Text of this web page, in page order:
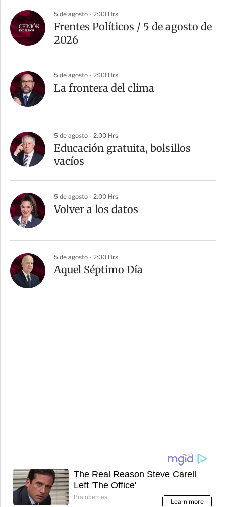
5 de agosto - 2:00 Hrs
Frentes Políticos / 5 de agosto de
2026
5 de agosto - 2:00 Hrs
La frontera del clima
5 de agosto - 2:00 Hrs
Educación gratuita, bolsillos
vacíos
5 de agosto - 2:00 Hrs
Volver a los datos
5 de agosto - 2:00 Hrs
Aquel Séptimo Día